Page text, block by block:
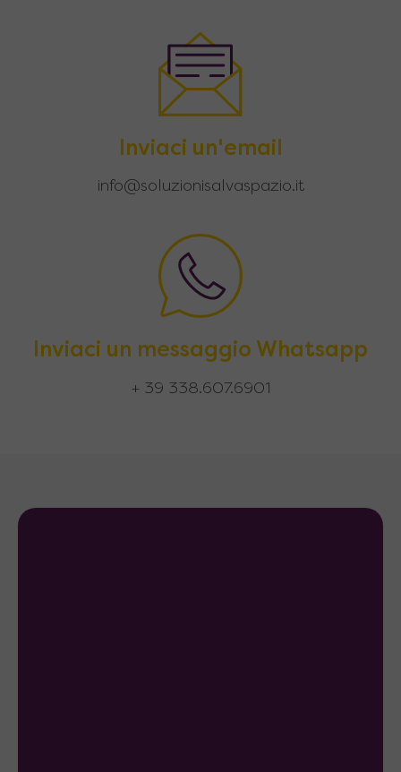
Inviaci un'email
info@soluzionisalvaspazio.it
Inviaci un messaggio Whatsapp
+ 39 338.607.6901